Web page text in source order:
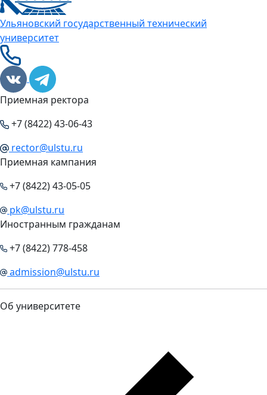
Ульяновский государственный технический
университет
Приемная ректора
+7 (8422) 43-06-43
rector@ulstu.ru
Приемная кампания
+7 (8422) 43-05-05
pk@ulstu.ru
Иностранным гражданам
+7 (8422) 778-458
admission@ulstu.ru
Об университете